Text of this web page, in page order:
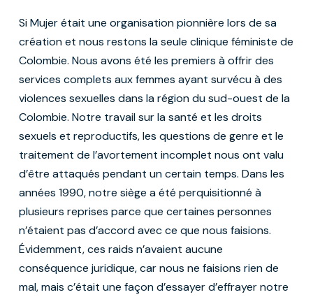
Si Mujer était une organisation pionnière lors de sa
création et nous restons la seule clinique féministe de
Colombie. Nous avons été les premiers à offrir des
services complets aux femmes ayant survécu à des
violences sexuelles dans la région du sud-ouest de la
Colombie. Notre travail sur la santé et les droits
sexuels et reproductifs, les questions de genre et le
traitement de l’avortement incomplet nous ont valu
d’être attaqués pendant un certain temps. Dans les
années 1990, notre siège a été perquisitionné à
plusieurs reprises parce que certaines personnes
n’étaient pas d’accord avec ce que nous faisions.
Évidemment, ces raids n’avaient aucune
conséquence juridique, car nous ne faisions rien de
mal, mais c’était une façon d’essayer d’effrayer notre